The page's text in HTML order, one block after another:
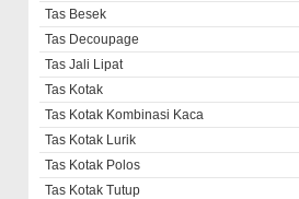
Tas Besek
Tas Decoupage
Tas Jali Lipat
Tas Kotak
Tas Kotak Kombinasi Kaca
Tas Kotak Lurik
Tas Kotak Polos
Tas Kotak Tutup